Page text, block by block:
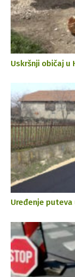
Uskršnji običaj u
Uređenje puteva